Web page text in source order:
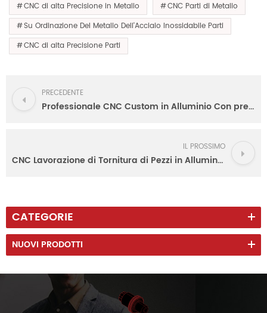
CNC di alta Precisione in Metallo
CNC Parti di Metallo
Su Ordinazione Del Metallo Dell'Acciaio Inossidabile Parti
CNC di alta Precisione Parti
PRECEDENTE
Professionale CNC Custom in Alluminio Con pressofusione Digitale Pezzi di Ricambio
IL PROSSIMO
CNC Lavorazione di Tornitura di Pezzi in Alluminio Con Alta Precisione
CATEGORIE
NUOVI PRODOTTI